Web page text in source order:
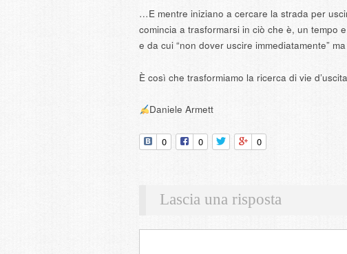
…E mentre iniziano a cercare la strada per
comincia a trasformarsi in ciò che è, un tempo
e da cui “non dover uscire immediatamente”
È così che trasformiamo la ricerca di vie
Daniele Armett
0 0 0
Lascia una risposta